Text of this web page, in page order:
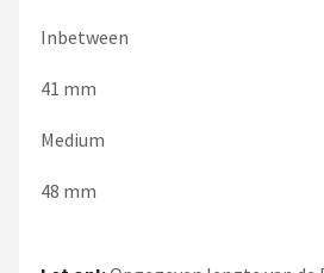
Inbetween
41 mm
Medium
48 mm